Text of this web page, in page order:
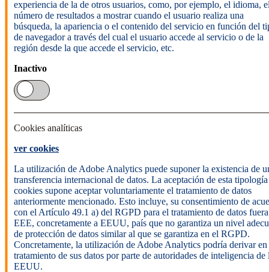
experiencia de la de otros usuarios, como, por ejemplo, el idioma,
número de resultados a mostrar cuando el usuario realiza una
búsqueda, la apariencia o el contenido del servicio en función del
de navegador a través del cual el usuario accede al servicio o de la
región desde la que accede el servicio, etc.
Inactivo
Cookies analíticas
ver cookies
La utilización de Adobe Analytics puede suponer la existencia de
transferencia internacional de datos. La aceptación de esta
cookies supone aceptar voluntariamente el tratamiento de datos
anteriormente mencionado. Esto incluye, su consentimiento de
con el Artículo 49.1 a) del RGPD para el tratamiento de datos
EEE, concretamente a EEUU, país que no garantiza un nivel
de protección de datos similar al que se garantiza en el RGPD.
Concretamente, la utilización de Adobe Analytics podría derivar en
tratamiento de sus datos por parte de autoridades de inteligencia de
EEUU.